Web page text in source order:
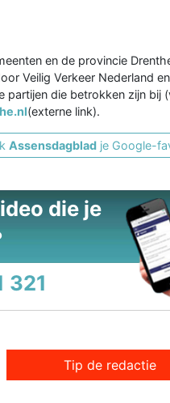
en de provincie
Veilig Verkeer Nederland
die betrokken zijn bij
(externe link).
Assensdagblad je Google-
die je
321
Tip de redactie